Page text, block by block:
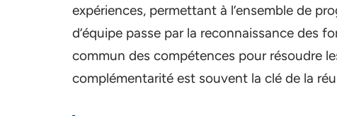
expériences, permettant à l’ensemble de
d’équipe passe par la reconnaissance des
commun des compétences pour résoudre
complémentarité est souvent la clé de la